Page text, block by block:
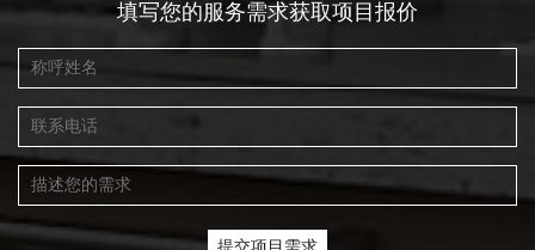
填写您的服务需求获取项目报价